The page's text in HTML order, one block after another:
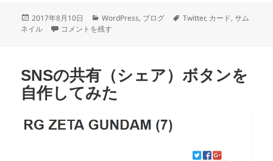
投
稿
2017年8月10日
カ
テ
WordPress, ブログ
タ
Twitter, カード,サム
ネイル
ツイッターのURLからサムネイルが表示されない場合の対処法 に
コメントを残す
SNSの共有（シェア）ボタンを
自作してみた